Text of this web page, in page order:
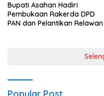
Bupati Asahan Hadiri
Pembukaan Rakerda DPD
PAN dan Pelantikan Relawan